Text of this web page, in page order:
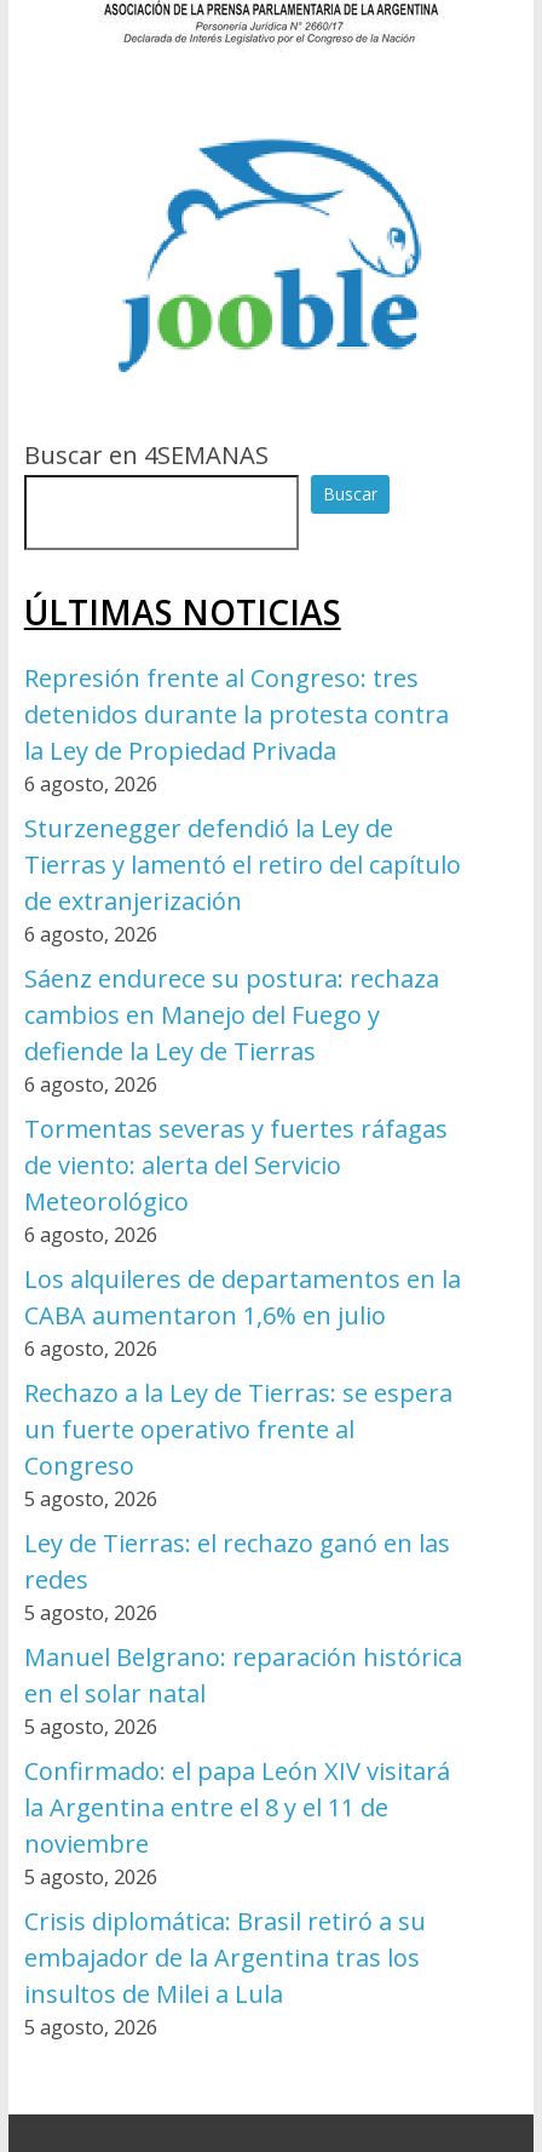
Buscar en 4SEMANAS
Buscar
ÚLTIMAS NOTICIAS
Represión frente al Congreso: tres
detenidos durante la protesta contra
la Ley de Propiedad Privada
6 agosto, 2026
Sturzenegger defendió la Ley de
Tierras y lamentó el retiro del capítulo
de extranjerización
6 agosto, 2026
Sáenz endurece su postura: rechaza
cambios en Manejo del Fuego y
defiende la Ley de Tierras
6 agosto, 2026
Tormentas severas y fuertes ráfagas
de viento: alerta del Servicio
Meteorológico
6 agosto, 2026
Los alquileres de departamentos en la
CABA aumentaron 1,6% en julio
6 agosto, 2026
Rechazo a la Ley de Tierras: se espera
un fuerte operativo frente al
Congreso
5 agosto, 2026
Ley de Tierras: el rechazo ganó en las
redes
5 agosto, 2026
Manuel Belgrano: reparación histórica
en el solar natal
5 agosto, 2026
Confirmado: el papa León XIV visitará
la Argentina entre el 8 y el 11 de
noviembre
5 agosto, 2026
Crisis diplomática: Brasil retiró a su
embajador de la Argentina tras los
insultos de Milei a Lula
5 agosto, 2026